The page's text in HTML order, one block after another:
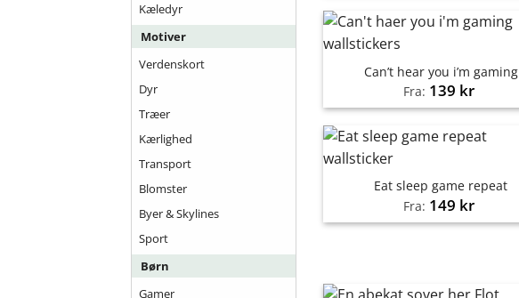
Kæledyr
Motiver
Verdenskort
Dyr
Træer
Kærlighed
Transport
Blomster
Byer & Skylines
Sport
Børn
Gamer
Can’t hear you i’m gaming
Fra: 139 kr
Eat sleep game repeat
Fra: 149 kr